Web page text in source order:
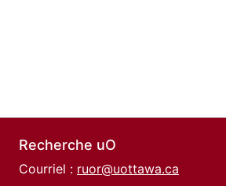
Recherche uO
Courriel : ruor@uottawa.ca